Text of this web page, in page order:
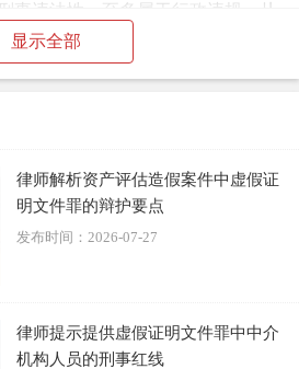
事违法性，至多属于行政违规，从
立。
行为不属于《刑法》第225条明确
解释明确涵盖的行为。
举+兜底”的方式。四种明确情形包
显示全部
律师解析资产评估造假案件中虚假证
明文件罪的辩护要点
发布时间：2026-07-27
律师提示提供虚假证明文件罪中中介
机构人员的刑事红线